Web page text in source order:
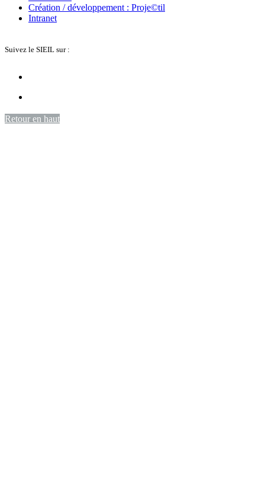
Création / développement : Proje©til
Intranet
Suivez le SIEIL sur :
Retour en haut